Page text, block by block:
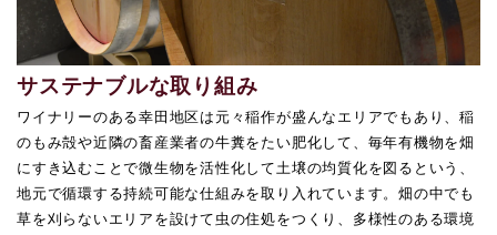
サステナブルな取り組み
ワイナリーのある幸田地区は元々稲作が盛んなエリアでもあり、稲
のもみ殻や近隣の畜産業者の牛糞をたい肥化して、毎年有機物を畑
にすき込むことで微生物を活性化して土壌の均質化を図るという、
地元で循環する持続可能な仕組みを取り入れています。畑の中でも
草を刈らないエリアを設けて虫の住処をつくり、多様性のある環境